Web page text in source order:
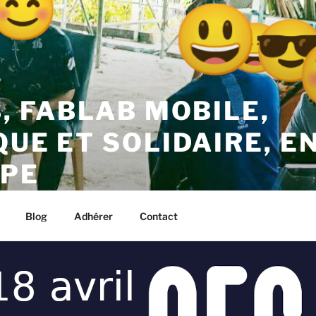
FABLAB MOBILE,
ET SOLIDAIRE,
Blog Adhérer Contact